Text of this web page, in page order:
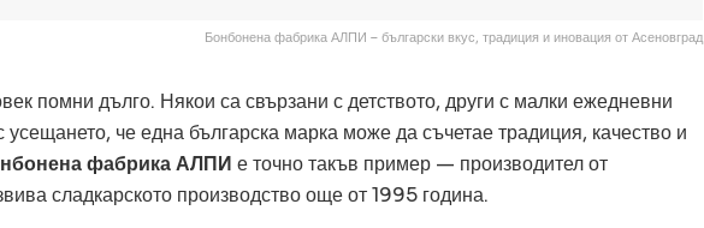
Бонбонена фабрика АЛПИ – български вкус, традиция и иновация от Асеновград
помни дълго. Някои са свързани с детството, други с малки ежедневни
усещането, че една българска марка може да съчетае традиция, качество и
фабрика АЛПИ е точно такъв пример — производител от
сладкарското производство още от 1995 година.